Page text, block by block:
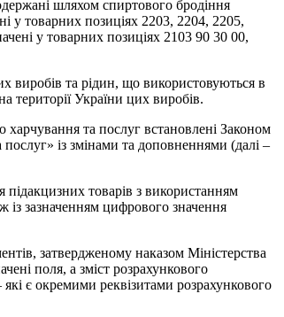
шляхом спиртового бродіння
у товарних позиціях 2203, 2204, 2205,
у товарних позиціях 2103 90 30 00,
виробів та рідин, що використовуються в
території України цих виробів.
харчування та послуг встановлені Законом
із змінами та доповненнями (далі –
товарів з використанням
із зазначенням цифрового значення
затвердженому наказом Міністерства
поля, а зміст розрахункового
є окремими реквізитами розрахункового